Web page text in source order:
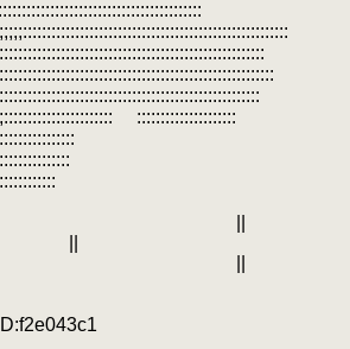
:::::::::::::::::::::
す ||